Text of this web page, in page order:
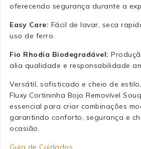
oferecendo segurança durante a
Easy Care: Fácil de lavar, seca
uso de ferro.
Fio Rhodia Biodegradável:
alia qualidade e responsabilidade
Versátil, sofisticado e cheio de
Fluxy Cortininha Bojo Removível
essencial para criar combinações
garantindo conforto, segurança e
ocasião.
Guia de Cuidados